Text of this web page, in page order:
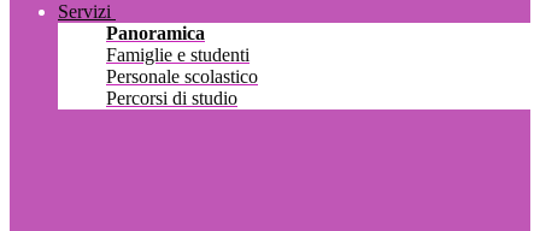
Servizi
Panoramica
Famiglie e studenti
Personale scolastico
Percorsi di studio